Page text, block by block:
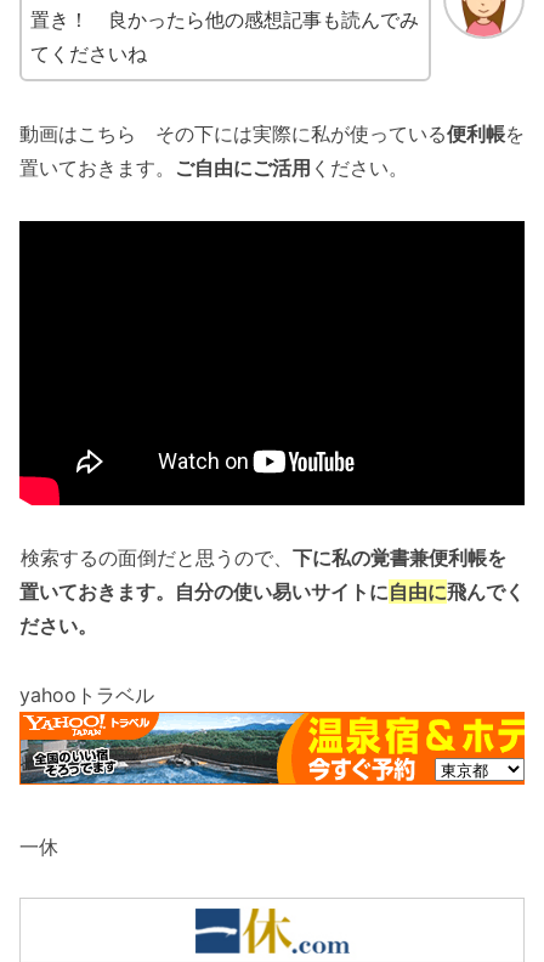
置き！ 良かったら他の感想記事も読んでみ
てくださいね
動画はこちら その下には実際に私が使っている便利帳を
置いておきます。 ご自由にご活用 ください。
検索するの面倒だと思うので、 下に私の覚書兼便利帳を
置いておきます。自分の使い易いサイトに自由に飛んでく
ださい。
yahooトラベル
一休